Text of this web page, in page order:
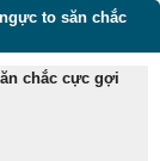
to săn chắc
chắc cực gợi